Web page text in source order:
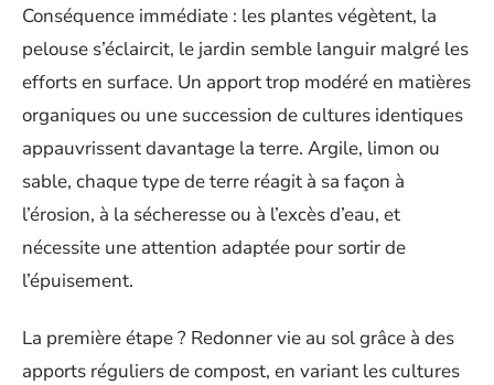
Conséquence immédiate : les plantes végètent, la
pelouse s’éclaircit, le jardin semble languir malgré les
efforts en surface. Un apport trop modéré en matières
organiques ou une succession de cultures identiques
appauvrissent davantage la terre. Argile, limon ou
sable, chaque type de terre réagit à sa façon à
l’érosion, à la sécheresse ou à l’excès d’eau, et
nécessite une attention adaptée pour sortir de
l’épuisement.
La première étape ? Redonner vie au sol grâce à des
apports réguliers de compost, en variant les cultures